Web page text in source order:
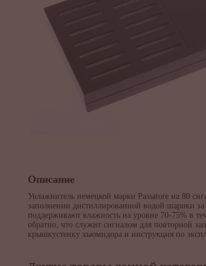
Описание
Увлажнитель немецкой марки Passatore на 80
заполнении дистиллированной водой шарики
поддерживают влажность на уровне 70-75% в
обратно, что служит сигналом для повторной
крышкустенку хьюмидора и инструкция по